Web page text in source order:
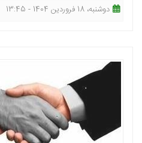
دوشنبه، 18 فروردین 1404 - 13:45